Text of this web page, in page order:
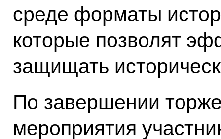
среде форматы
которые позволят
защищать
По завершении
мероприятия